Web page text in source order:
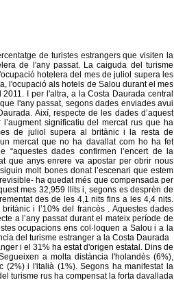
de turistes estrangers que visiten la
de l'any passat. La caiguda del turisme
hotelera del mes de juliol supera les
l'ocupació als hotels de Salou durant el mes
I per l'altra, a la Costa Daurada central
l'any passat, segons dades enviades avui
Així, respecte de les dades d’aquest
significatiu del mercat rus que ha
de juliol supera al britànic i la resta de
mercat que no ha davallat com ho ha fet
“aquestes dades confirmen l’encert de la
que anys enrere va apostar per obrir nous
molt bones donat l’escenari que estem
ha quedat més que compensada per
mes 32,959 llits i, segons es desprèn de
des de les 4,1 nits fins a les 4,4 nits.
i l’10% del francès . Aquestes dades
a l’any passat durant el mateix període de
ocupacions ens col·loquen a Salou i a la
del turisme estranger a la Costa Daurada
i el 31% ha estat d'origen estatal. Dins de
a molta distància l'holandès (6%),
(2%) i l'italià (1%). Segons ha manifestat la
turisme rus ha compensat la forta davallada